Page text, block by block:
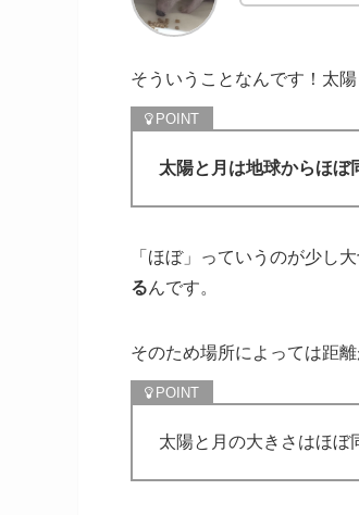
そういうことなんです！太
太陽と月は地球からほぼ
「ほぼ」っていうのが少し大
るんです。
そのため場所によっては距
太陽と月の大きさはほぼ